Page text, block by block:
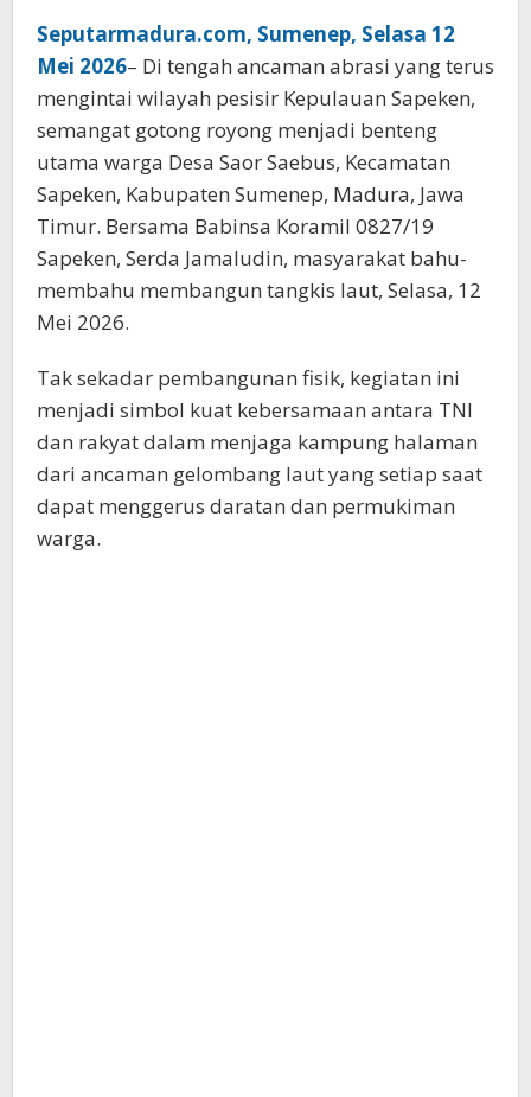
Seputarmadura.com, Sumenep, Selasa 12
Mei 2026– Di tengah ancaman abrasi yang terus
mengintai wilayah pesisir Kepulauan Sapeken,
semangat gotong royong menjadi benteng
utama warga Desa Saor Saebus, Kecamatan
Sapeken, Kabupaten Sumenep, Madura, Jawa
Timur. Bersama Babinsa Koramil 0827/19
Sapeken, Serda Jamaludin, masyarakat bahu-
membahu membangun tangkis laut, Selasa, 12
Mei 2026.
Tak sekadar pembangunan fisik, kegiatan ini
menjadi simbol kuat kebersamaan antara TNI
dan rakyat dalam menjaga kampung halaman
dari ancaman gelombang laut yang setiap saat
dapat menggerus daratan dan permukiman
warga.